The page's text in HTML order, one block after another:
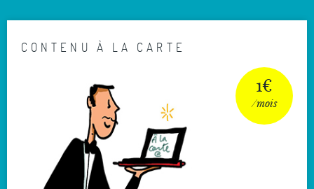
CONTENU À LA CARTE
1€
/mois